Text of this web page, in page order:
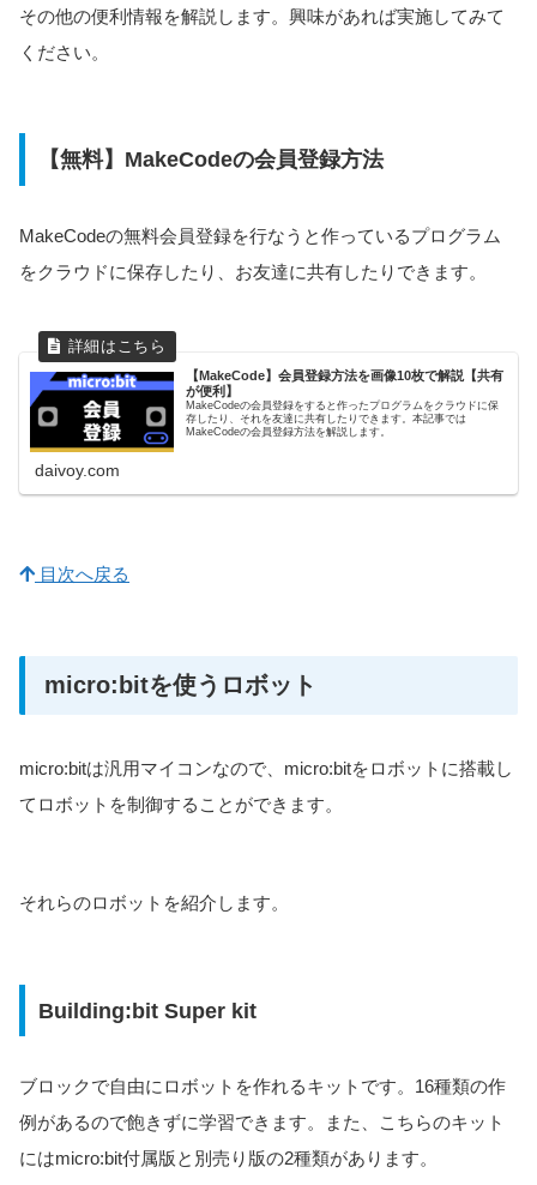
その他の便利情報を解説します。興味があれば実施してみて
ください。
【無料】MakeCodeの会員登録方法
MakeCodeの無料会員登録を行なうと作っているプログラム
をクラウドに保存したり、お友達に共有したりできます。
【MakeCode】会員登録方法を画像10枚で解説【共有
が便利】
MakeCodeの会員登録をすると作ったプログラムをクラウドに保
存したり、それを友達に共有したりできます。本記事では
MakeCodeの会員登録方法を解説します。
daivoy.com
目次へ戻る
micro:bitを使うロボット
micro:bitは汎用マイコンなので、micro:bitをロボットに搭載し
てロボットを制御することができます。
それらのロボットを紹介します。
Building:bit Super kit
ブロックで自由にロボットを作れるキットです。16種類の作
例があるので飽きずに学習できます。また、こちらのキット
にはmicro:bit付属版と別売り版の2種類があります。